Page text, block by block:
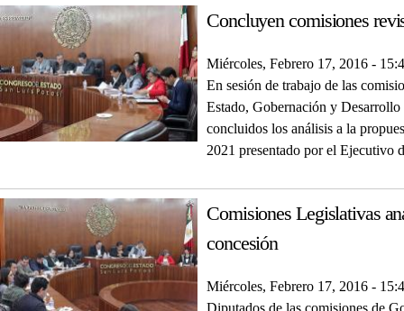
Concluyen comisiones
Miércoles, Febrero 17, 2016 -
En sesión de trabajo de las
Estado, Gobernación y
concluidos los análisis a la
2021 presentado por el Ejecutivo
Comisiones Legislativas
concesión
Miércoles, Febrero 17, 2016 -